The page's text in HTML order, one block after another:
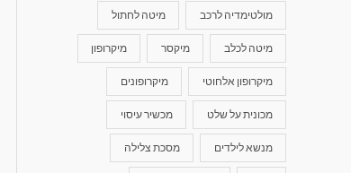
מולטימדיה לרכב מיטה לחתול
מיטה לכלב מיקסר מיקרופון
מיקרופון אלחוטי מיקרופונים
מכונית על שלט מכשיר עיסוי
מנשא לילדים מסכת צלילה